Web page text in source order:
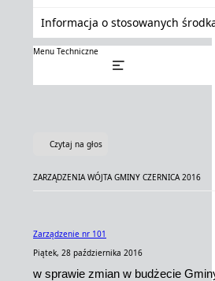
Informacja o stosowanych
Menu Techniczne
Czytaj na głos
ZARZĄDZENIA WÓJTA GMINY CZERNICA 2016
Zarządzenie nr 101
Piątek, 28 października 2016
w sprawie zmian w budżecie